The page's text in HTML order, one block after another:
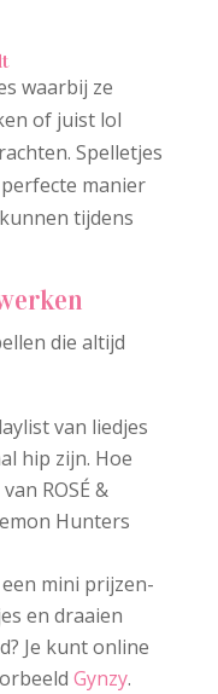
waarbij ze
of juist lol
Spelletjes
manier
tijdens
die altijd
van liedjes
hip zijn. Hoe
ROSÉ &
Hunters
mini prijzen-
en draaien
Je kunt online
Gynzy.